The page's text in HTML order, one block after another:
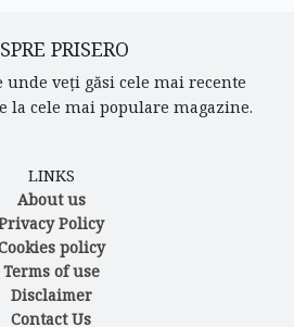
PRISERO
unde veți găsi cele mai recente
la cele mai populare magazine.
LINKS
About us
Policy
policy
Terms of use
Disclaimer
Contact Us